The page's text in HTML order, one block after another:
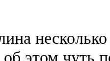
этом чуть